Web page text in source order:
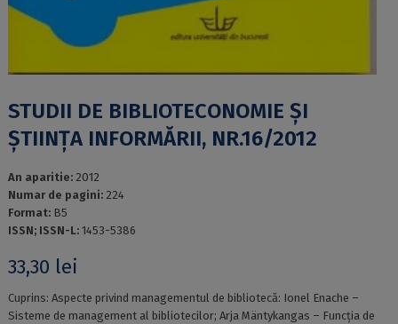
STUDII DE BIBLIOTECONOMIE ȘI
ȘTIINȚA INFORMĂRII, NR.16/2012
An aparitie: 2012
Numar de pagini: 224
Format: B5
ISSN; ISSN-L: 1453-5386
33,30 lei
Cuprins: Aspecte privind managementul de bibliotecă: Ionel Enache –
Sisteme de management al bibliotecilor; Arja Mäntykangas – Funcția de